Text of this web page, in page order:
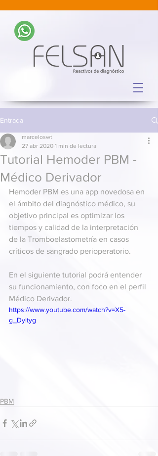
Entrada
Tutorial Hemoder PBM -
Médico Derivador
marceloswt
27 abr 2020 1 min de lectura
Hemoder PBM es una app novedosa en
el ámbito del diagnóstico médico, su
objetivo principal es optimizar los
tiempos y calidad de la interpretación
de la Tromboelastometría en casos
críticos de sangrado perioperatorio.
En el siguiente tutorial podrá entender
su funcionamiento, con foco en el perfil
Médico Derivador.
https://www.youtube.com/watch?v=X5-
g_Dyltyg
PBM